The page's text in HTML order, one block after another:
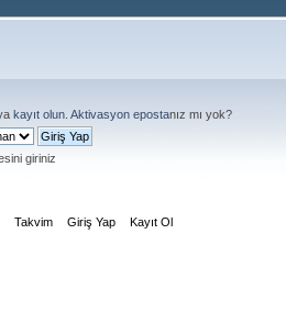
kayıt olun Aktivasyon epostanız mı yok?
giriniz
Takvim Giriş Yap Kayıt Ol